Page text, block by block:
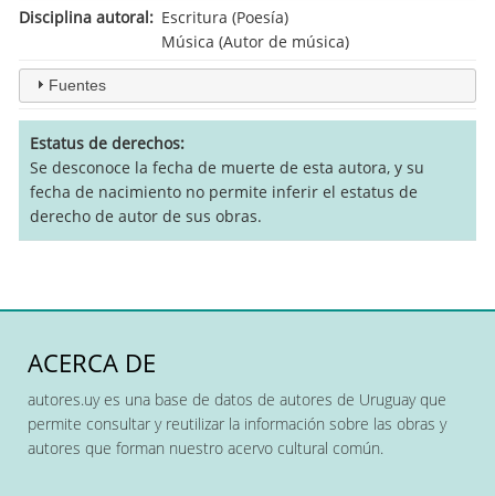
Disciplina autoral
Escritura (Poesía)
Música (Autor de música)
Fuentes
Estatus de derechos
Se desconoce la fecha de muerte de esta autora, y su
fecha de nacimiento no permite inferir el estatus de
derecho de autor de sus obras.
ACERCA DE
autores.uy es una base de datos de autores de Uruguay que
permite consultar y reutilizar la información sobre las obras y
autores que forman nuestro acervo cultural común.